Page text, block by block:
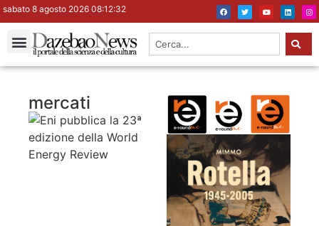
sabato 8 agosto 2026 08:12:33
mercati